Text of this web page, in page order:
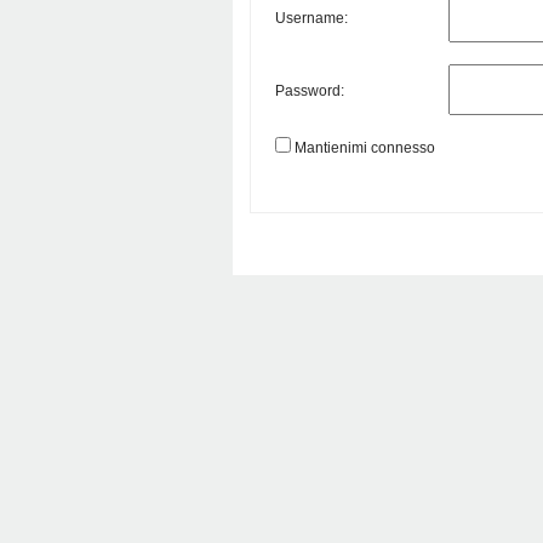
Username:
Password:
Mantienimi connesso